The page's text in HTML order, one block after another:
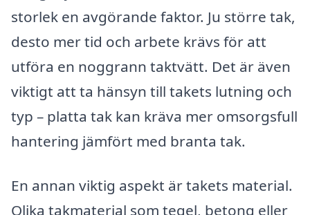
storlek en avgörande faktor. Ju större tak,
desto mer tid och arbete krävs för att
utföra en noggrann taktvätt. Det är även
viktigt att ta hänsyn till takets lutning och
typ – platta tak kan kräva mer omsorgsfull
hantering jämfört med branta tak.
En annan viktig aspekt är takets material.
Olika takmaterial som tegel, betong eller